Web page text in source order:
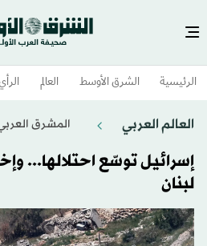
الرئيسية الشرق الأوسط​ العالم
العالم العربي المشرق
إسرائيل توسّع احتلالها...
لبنان